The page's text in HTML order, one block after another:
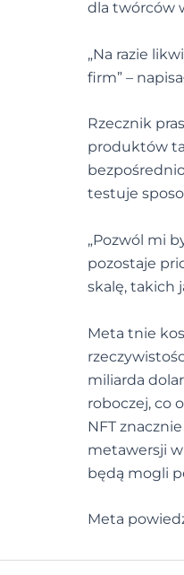
dla twórców
„Na razie
firm” –
Rzecznik
produktów
testuje
„Pozwól mi
pozostaje
skalę, takich
Meta tnie
miliarda
roboczej, co
NFT
metawersji
będą mogli
Meta